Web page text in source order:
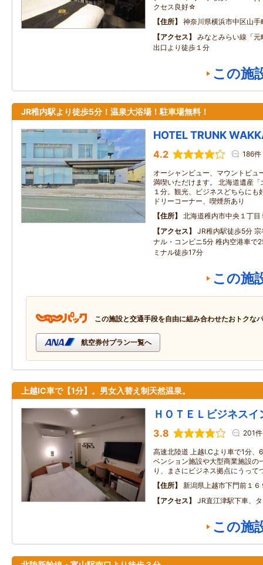
クセス良好☆
住所
神奈川県横浜市中区山手
アクセス
みなとみらい線「
出口より徒歩１分
この施
JR稚内駅より徒歩5分！温泉大浴場！駐車場無料！
HOTEL TRUNK
4.2 186件
オーシャンビュー、マウントビュ
満喫いただけます。 北海道遺産
１分。観光、ビジネスどちらにも
ドリーコーナー、喫煙所あり
住所
北海道稚内市中央１丁目
アクセス
JR稚内駅徒歩5分
ナル・コンビニ5分 稚内空港車で
ミナル徒歩17分
この施
この施設と交通手段を自由に組み合わせたおトクな
航空券付プラン一覧へ
上越IC車で【1分】。男女入替え制天然温泉。
ＨＯＴＥＬビジネスイ
3.8 201件
高速北陸道 上越I.Cより車で1分
ベンション施設や大型商業施設の
り、まさにビジネス拠点にうって
住所
新潟県上越市下門前１６
アクセス
JR直江津駅下車、
この施